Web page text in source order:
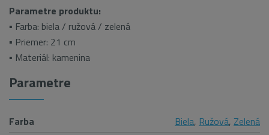
Parametre produktu:
▪ Farba: biela / ružová / zelená
▪ Priemer: 21 cm
▪ Materiál: kamenina
Parametre
Farba Biela, Ružová, Zelená